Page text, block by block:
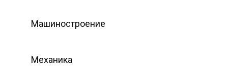
Машиностроение
Механика